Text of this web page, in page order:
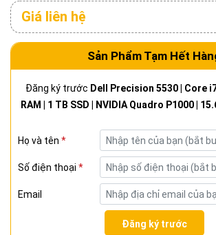
Giá liên hệ
Sản Phẩm Tạm Hết
Đăng ký trước Dell Precision 5530 | Core
RAM | 1 TB SSD | NVIDIA Quadro P1000 |
Họ và tên *
Số điện thoại *
Email
Đăng ký trước